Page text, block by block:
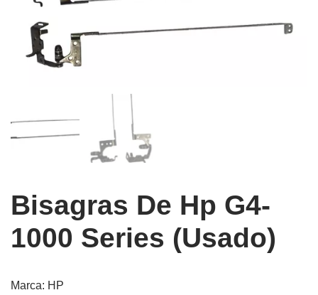
Bisagras De Hp G4-
1000 Series (Usado)
Marca: HP